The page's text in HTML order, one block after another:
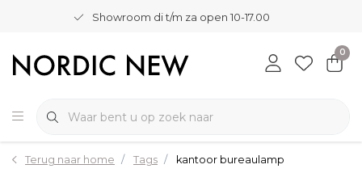
Showroom di t/m za open 10-17.00
0
Terug naar home Tags kantoor bureaulamp